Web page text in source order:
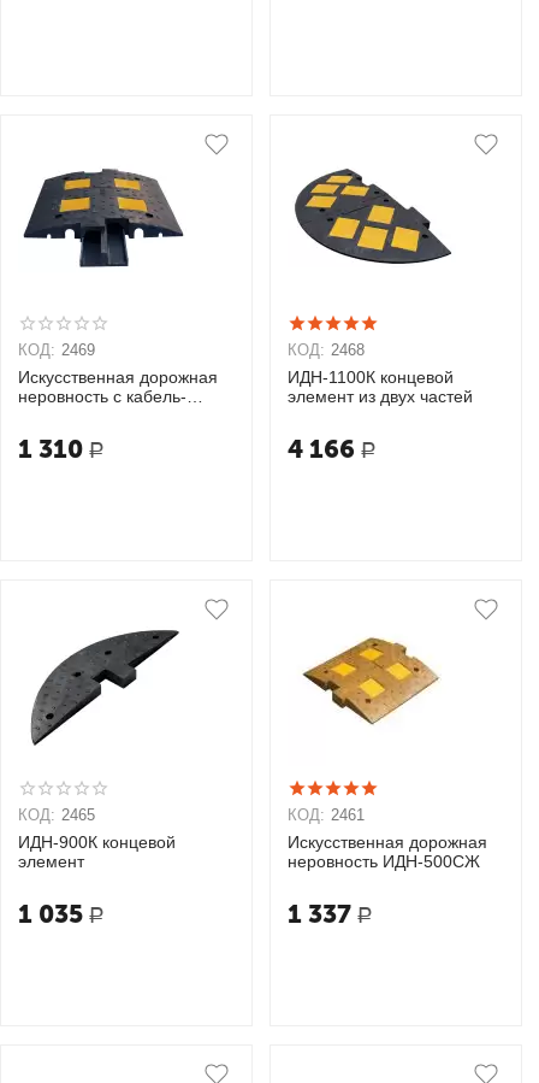
КОД: 2469
Искусственная дорожная
неровность с кабель-
1 310 Р
КОД: 2468
ИДН-1100К концевой
элемент из двух частей
4 166 Р
КОД: 2465
ИДН-900К концевой
элемент
1 035 Р
КОД: 2461
Искусственная дорожная
неровность ИДН-500СЖ
1 337 Р